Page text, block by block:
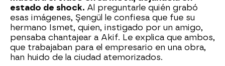
estado de shock. Al preguntarle quién grabó
esas imágenes, Şengül le confiesa que fue su
hermano Ismet, quien, instigado por un amigo,
pensaba chantajear a Akif. Le explica que ambos,
que trabajaban para el empresario en una obra,
han huido de la ciudad atemorizados.